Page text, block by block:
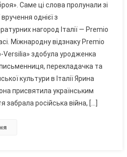
Саме ці слова пролунали зі
однієї з
нагород Італії — Premio
Міжнародну відзнаку Premio
здобула уродженка
перекладачка та
культури в Італії Ярина
присвятила українським
забрала російська війна, […]